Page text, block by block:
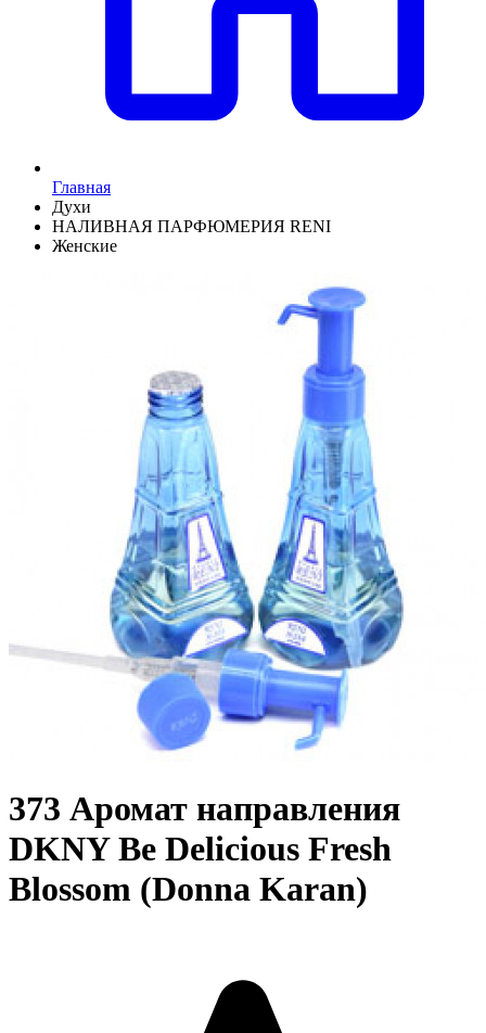
Главная
Духи
НАЛИВНАЯ ПАРФЮМЕРИЯ RENI
Женские
373 Аромат направления
DKNY Be Delicious Fresh
Blossom (Donna Karan)